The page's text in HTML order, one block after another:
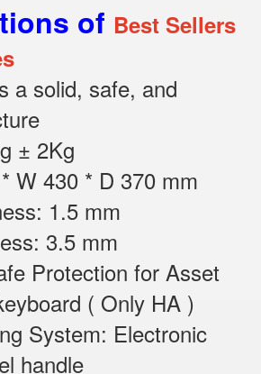
of Best Sellers
a solid, safe, and
± 2Kg
W 430 * D 370 mm
1.5 mm
3.5 mm
Protection for Asset
( Only HA )
System: Electronic
handle